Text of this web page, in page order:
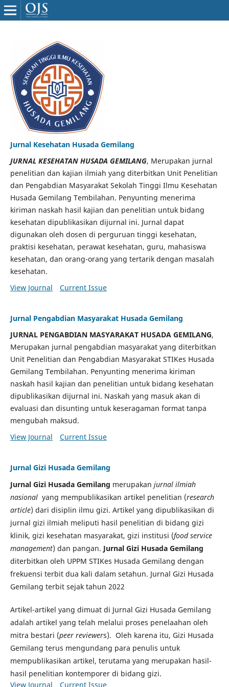
Jurnal Kesehatan Husada Gemilang
JURNAL KESEHATAN HUSADA GEMILANG, Merupakan jurnal
penelitian dan kajian ilmiah yang diterbitkan Unit Penelitian
dan Pengabdian Masyarakat Sekolah Tinggi Ilmu Kesehatan
Husada Gemilang Tembilahan. Penyunting menerima
kiriman naskah hasil kajian dan penelitian untuk bidang
kesehatan dipublikasikan dijurnal ini. Jurnal dapat
digunakan oleh dosen di perguruan tinggi kesehatan,
praktisi kesehatan, perawat kesehatan, guru, mahasiswa
kesehatan, dan orang-orang yang tertarik dengan masalah
kesehatan.
View Journal
Current Issue
Jurnal Pengabdian Masyarakat Husada Gemilang
JURNAL PENGABDIAN MASYARAKAT HUSADA GEMILANG,
Merupakan jurnal pengabdian masyarakat yang diterbitkan
Unit Penelitian dan Pengabdian Masyarakat STIKes Husada
Gemilang Tembilahan. Penyunting menerima kiriman
naskah hasil kajian dan penelitian untuk bidang kesehatan
dipublikasikan dijurnal ini. Naskah yang masuk akan di
evaluasi dan disunting untuk keseragaman format tanpa
mengubah maksud.
View Journal
Current Issue
Jurnal Gizi Husada Gemilang
Jurnal Gizi Husada Gemilang merupakan jurnal ilmiah
nasionalyang mempublikasikan artikel penelitian (research
article) dari disiplin ilmu gizi. Artikel yang dipublikasikan di
jurnal gizi ilmiah meliputi hasil penelitian di bidang gizi
klinik, gizi kesehatan masyarakat, gizi institusi (food service
management) dan pangan. Jurnal Gizi Husada Gemilang
diterbitkan oleh UPPM STIKes Husada Gemilang dengan
frekuensi terbit dua kali dalam setahun. Jurnal Gizi Husada
Gemilang terbit sejak tahun 2022
Artikel-artikel yang dimuat di Jurnal Gizi Husada Gemilang
adalah artikel yang telah melalui proses penelaahan oleh
mitra bestari (peer reviewers). Oleh karena itu, Gizi Husada
Gemilang terus mengundang para penulis untuk
mempublikasikan artikel, terutama yang merupakan hasil-
hasil penelitian kontemporer di bidang gizi.
View Journal
Current Issue